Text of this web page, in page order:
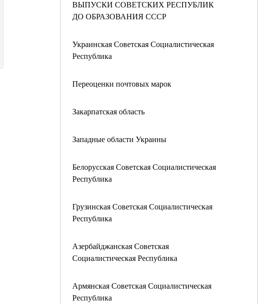
ВЫПУСКИ СОВЕТСКИХ РЕСПУБЛИК
ДО ОБРАЗОВАНИЯ СССР
Украинская Советская Социалистическая
Республика
Переоценки почтовых марок
Закарпатская область
Западные области Украины
Белорусская Советская Социалистическая
Республика
Грузинская Советская Социалистическая
Республика
Азербайджанская Советская
Социалистическая Республика
Армянская Советская Социалистическая
Республика